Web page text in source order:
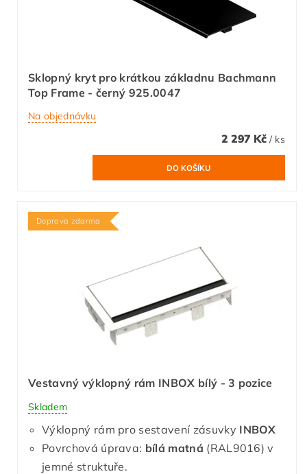
Sklopný kryt pro krátkou základnu Bachmann
Top Frame - černý 925.0047
Na objednávku
2 297 Kč / ks
Doprava zdarma
Vestavný výklopný rám INBOX bílý - 3 pozice
Skladem
Výklopný rám pro sestavení zásuvky INBOX
Povrchová úprava: bílá matná (RAL9016) v
jemné struktuře.